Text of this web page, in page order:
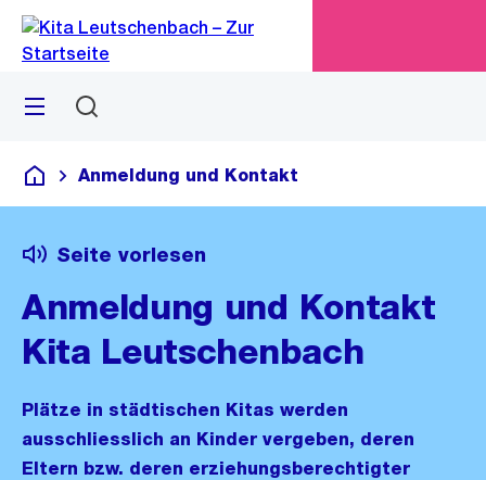
Navigation
Sprunglink
Menü
Kita Leutschenbach
Anmeldung und Kontakt
Seite vorlesen
Anmeldung und Kontakt
Kita Leutschenbach
Plätze in städtischen Kitas werden
ausschliesslich an Kinder vergeben, deren
Eltern bzw. deren erziehungsberechtigter